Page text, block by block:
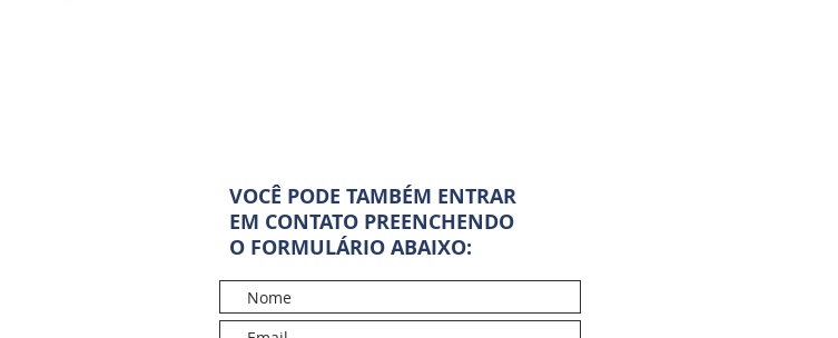
VOCÊ PODE TAMBÉM ENTRAR
EM CONTATO PREENCHENDO
O FORMULÁRIO ABAIXO: